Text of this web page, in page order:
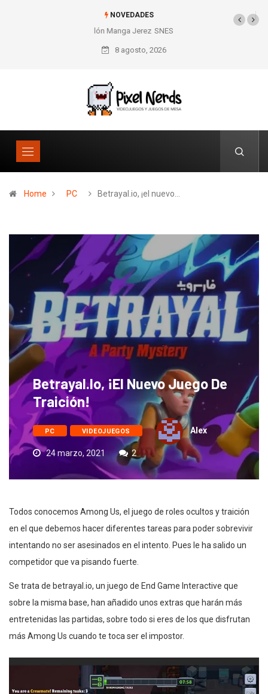
NOVEDADES
SNES Pixel Book para los amantes de lo retro
8 agosto, 2026
Home PC Betrayal.io, ¡el nuevo…
Betrayal.io, ¡el Nuevo Juego De
Traición!
PC VIDEOJUEGOS Alex
24 marzo, 2021 2
Todos conocemos Among Us, el juego de roles ocultos y traición
en el que debemos hacer diferentes tareas para poder sobrevivir
intentando no ser asesinados en el intento. Pues le ha salido un
competidor que va pisando fuerte.
Se trata de betrayal.io, un juego de End Game Interactive que
sobre la misma base, han añadido unos extras que harán más
entretenidas las partidas, sobre todo si eres de los que disfrutan
más Among Us cuando te toca ser el impostor.